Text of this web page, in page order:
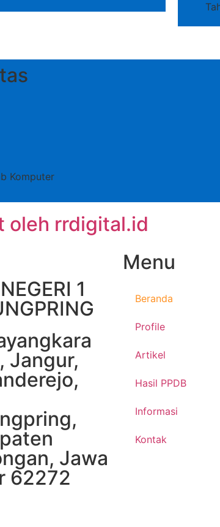
Komputer
oleh rrdigital.id
1
Jangur,
Jawa
62272
Menu
Beranda
Profile
Artikel
Hasil PPDB
Informasi
Kontak